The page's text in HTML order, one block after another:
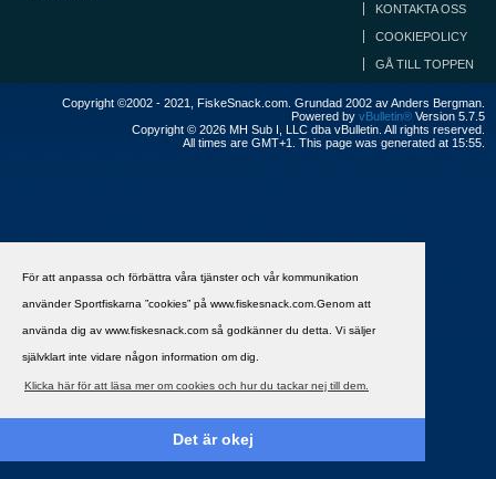
För att anpassa och förbättra våra tjänster och vår kommunikation
använder Sportfiskarna ”cookies” på www.fiskesnack.com.Genom att
använda dig av www.fiskesnack.com så godkänner du detta. Vi säljer
självklart inte vidare någon information om dig.
Klicka här för att läsa mer om cookies och hur du tackar nej till dem.
Det är okej
KONTAKTA OSS
COOKIEPOLICY
GÅ TILL TOPPEN
Copyright ©2002 - 2021, FiskeSnack.com. Grundad 2002 av Anders Bergman.
Powered by vBulletin® Version 5.7.5
Copyright © 2026 MH Sub I, LLC dba vBulletin. All rights reserved.
All times are GMT+1. This page was generated at 15:55.